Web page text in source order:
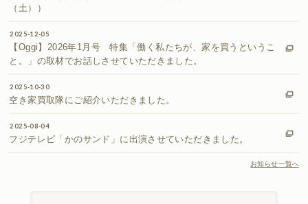
（土））
2025-12-05
【Oggi】2026年1月号 特集「働く私たちが、家を買うというこ
と。」の取材でお話しさせていただきました。
2025-10-30
空き家買取隊にご紹介いただきました。
2025-08-04
フジテレビ「かのサンド」に出演させていただきました。
お知らせ一覧へ